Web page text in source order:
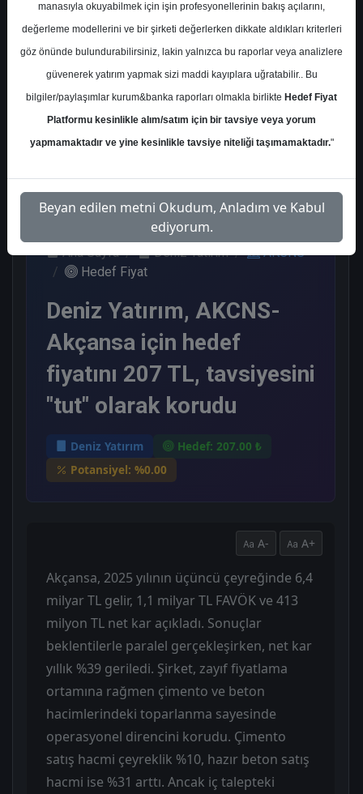
Kurum Sayısı
8
3 2
Get.
3
Ana Sayfa Deniz Yatırım
AKCNS
Hedef Fiyat
Deniz Yatırım, AKCNS-
Akçansa için hedef
fiyatını 207 TL, tavsiyesini
"tut" olarak korudu
Deniz Yatırım
Hedef: 207.00 ₺
Potansiyel: %0.00
A- A+
Akçansa, 2025 yılının üçüncü çeyreğinde 6,4
milyar TL gelir, 1,1 milyar TL FAVÖK ve 413
milyon TL net kar açıkladı. Sonuçlar
beklentilerle paralel gerçekleşirken, net kar
yıllık %39 geriledi. Şirket, zayıf fiyatlama
ortamına rağmen çimento ve beton
hacimlerindeki toparlanma sayesinde
operasyonel direncini korudu. Çimento
satış hacmi çeyreklik %10, hazır beton satış
hacmi ise %31 arttı. Ancak iç talepteki
manasıyla okuyabilmek için işin profesyonellerinin bakış açılarını,
değerleme modellerini ve bir şirketi değerlerken dikkate aldıkları kriterleri
göz önünde bulundurabilirsiniz, lakin yalnızca bu raporlar veya analizlere
güvenerek yatırım yapmak sizi maddi kayıplara uğratabilir.. Bu
bilgiler/paylaşımlar kurum&banka raporları olmakla birlikte Hedef Fiyat
Platformu kesinlikle alım/satım için bir tavsiye veya yorum
yapmamaktadır ve yine kesinlikle tavsiye niteliği taşımamaktadır."
Beyan edilen metni Okudum, Anladım ve Kabul
ediyorum.